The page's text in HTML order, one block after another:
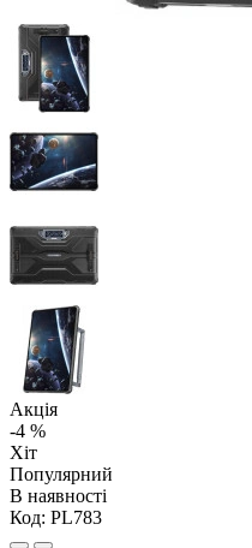
Акція
-4 %
Хіт
Популярний
В наявності
Код: PL783